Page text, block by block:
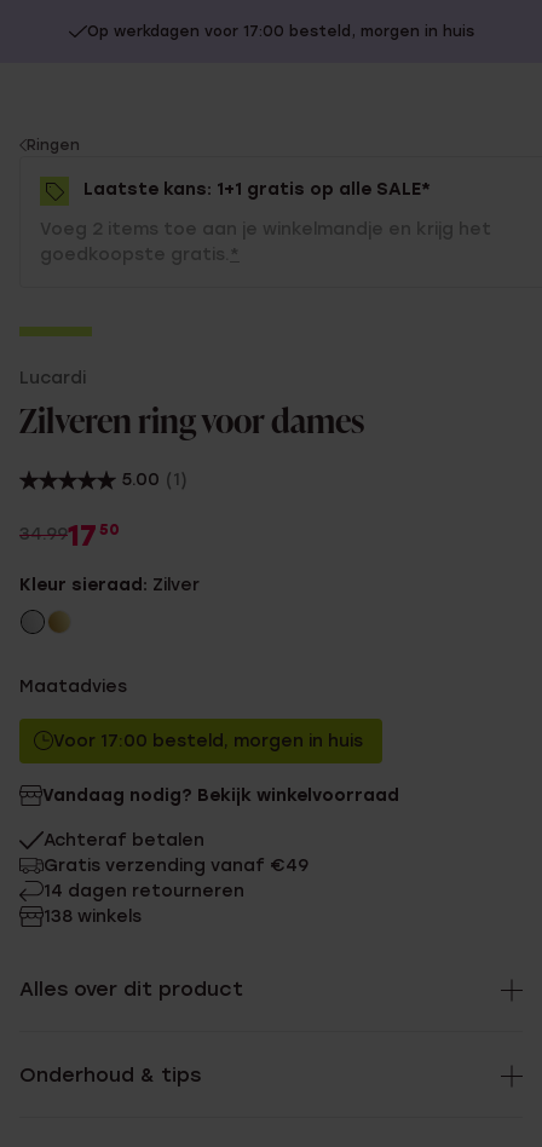
Op werkdagen voor 17:00 besteld, morgen in huis
You
are
here:
Ringen
Laatste kans: 1+1 gratis op alle SALE*
Voeg 2 items toe aan je winkelmandje en krijg het
goedkoopste gratis. *
1+1 gratis
Lucardi
Zilveren ring voor dames
5.00 (1)
34.9917 50
Kleur sieraad: Zilver
Maatadvies
Voor 17:00 besteld, morgen in huis
Vandaag nodig? Bekijk winkelvoorraad
Achteraf betalen
Gratis verzending vanaf €49
14 dagen retourneren
138 winkels
Alles over dit product
Onderhoud & tips